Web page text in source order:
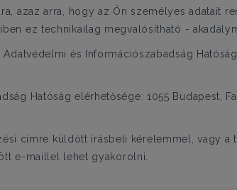
azaz arra, hogy az Ön személyes adatait
ez technikailag megvalósítható -
és Információszabadság
Hatóság elérhetősége: 1055 Budapest,
címre küldött írásbeli kérelemmel, vagy a
e-maillel lehet gyakorolni.